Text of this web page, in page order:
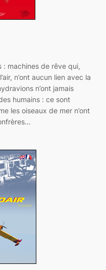
machines de rêve qui,
n’ont aucun lien avec la
n’ont jamais
humains : ce sont
les oiseaux de mer n’ont